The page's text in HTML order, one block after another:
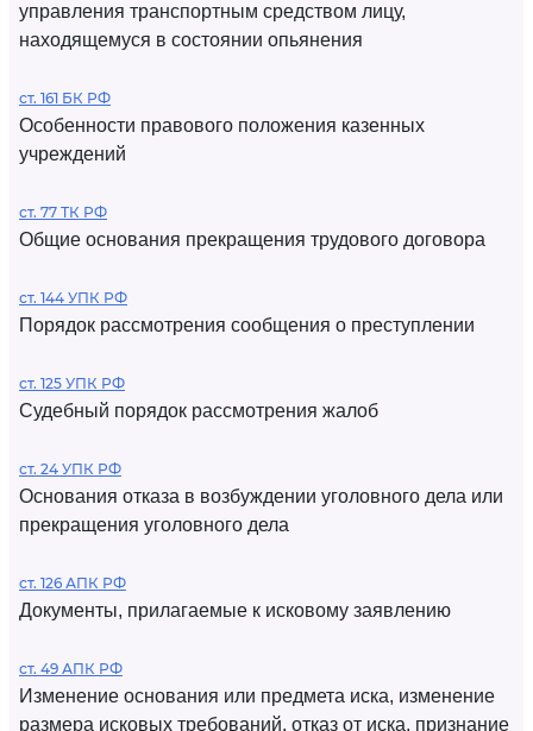
управления транспортным средством лицу,
находящемуся в состоянии опьянения
ст. 161 БК РФ
Особенности правового положения казенных
учреждений
ст. 77 ТК РФ
Общие основания прекращения трудового договора
ст. 144 УПК РФ
Порядок рассмотрения сообщения о преступлении
ст. 125 УПК РФ
Судебный порядок рассмотрения жалоб
ст. 24 УПК РФ
Основания отказа в возбуждении уголовного дела или
прекращения уголовного дела
ст. 126 АПК РФ
Документы, прилагаемые к исковому заявлению
ст. 49 АПК РФ
Изменение основания или предмета иска, изменение
размера исковых требований, отказ от иска, признание